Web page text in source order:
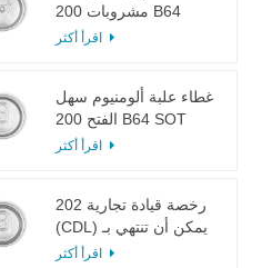
مشروبات 200 B64
غطاء علبة ألومنيوم سهل
الفتح 200 B64 SOT
LOE
202 رخصة قيادة تجارية
(CDL) يمكن أن تنتهي بـ
SOT LOE فضي خفيف